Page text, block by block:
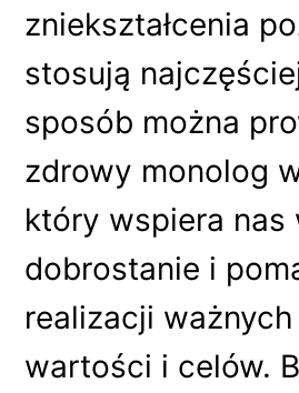
zniekształcenia
stosują
sposób można
zdrowy monolog
który wspiera nas
dobrostanie i
realizacji
wartości i celów.